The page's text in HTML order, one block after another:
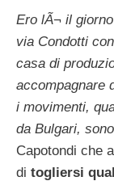
Ero lÃ¬ il
via Condotti
casa di
accompagnare
i movimenti,
da Bulgari,
Capotondi che
di togliersi